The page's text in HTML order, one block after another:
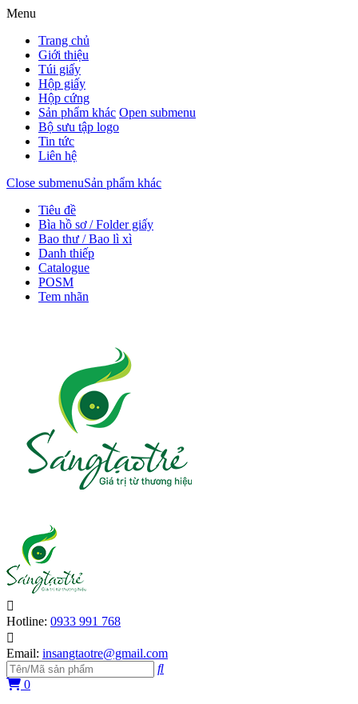
Menu
Trang chủ
Giới thiệu
Túi giấy
Hộp giấy
Hộp cứng
Sản phẩm khác Open submenu
Bộ sưu tập logo
Tin tức
Liên hệ
Close submenuSản phẩm khác
Tiêu đề
Bìa hồ sơ / Folder giấy
Bao thư / Bao lì xì
Danh thiếp
Catalogue
POSM
Tem nhãn
Hotline: 0933 991 768
Email: insangtaotre@gmail.com
0